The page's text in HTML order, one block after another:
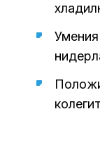
Умения